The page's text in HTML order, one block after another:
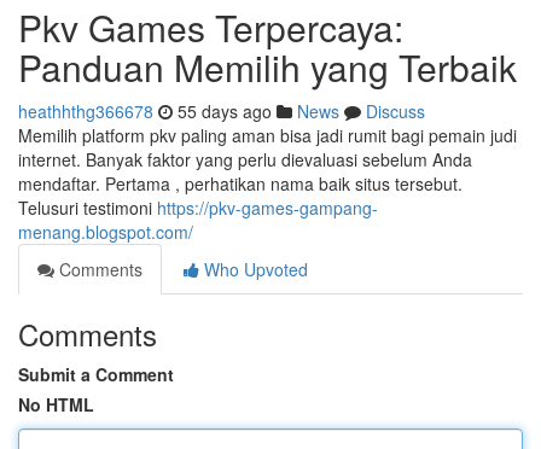
Pkv Games Terpercaya:
Panduan Memilih yang Terbaik
heathhthg366678 55 days ago News
Discuss
Memilih platform pkv paling aman bisa jadi rumit bagi pemain judi
internet. Banyak faktor yang perlu dievaluasi sebelum Anda
mendaftar. Pertama , perhatikan nama baik situs tersebut.
Telusuri testimoni https://pkv-games-gampang-
menang.blogspot.com/
Comments
Who Upvoted
Comments
Submit a Comment
No HTML